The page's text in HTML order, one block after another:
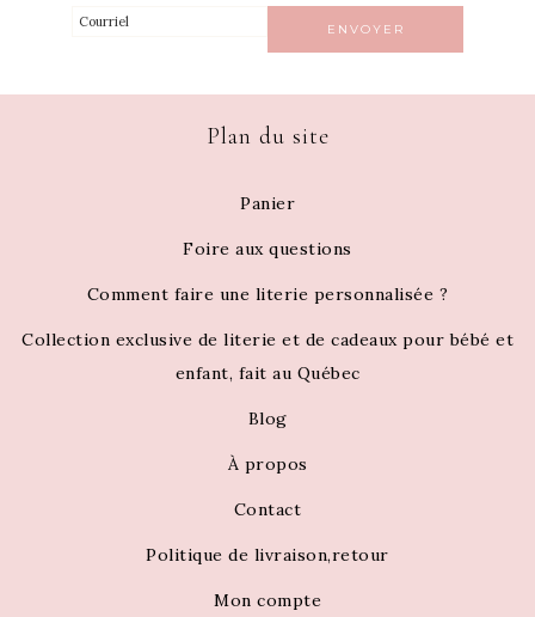
Plan du site
Panier
Foire aux questions
Comment faire une literie personnalisée ?
Collection exclusive de literie et de cadeaux pour bébé et
enfant, fait au Québec
Blog
À propos
Contact
Politique de livraison,retour
Mon compte